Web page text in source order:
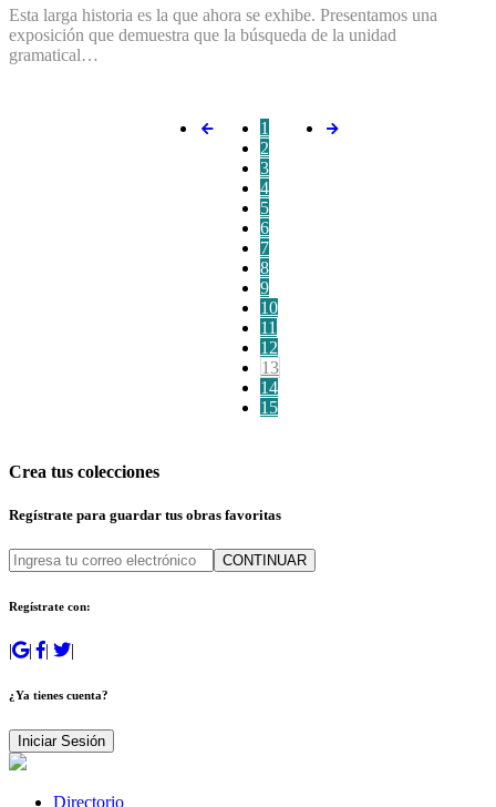
Esta larga historia es la que ahora se exhibe. Presentamos una
exposición que demuestra que la búsqueda de la unidad
gramatical…
1
2
3
4
5
6
7
8
9
10
11
12
13
14
15
Crea tus colecciones
Regístrate para guardar tus obras favoritas
CONTINUAR
Regístrate con:
| | | |
¿Ya tienes cuenta?
Iniciar Sesión
Directorio